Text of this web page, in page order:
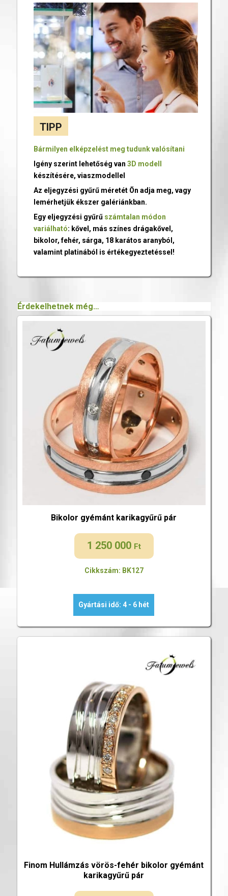
TIPP
Bármilyen elképzelést meg tudunk valósítani
Igény szerint lehetőség van 3D modell
készítésére, viaszmodellel
Az eljegyzési gyűrű méretét Ön adja meg, vagy
lemérhetjük ékszer galériánkban.
Egy eljegyzési gyűrű számtalan módon
variálható: kővel, más színes drágakővel,
bikolor, fehér, sárga, 18 karátos aranyból,
valamint platinából is értékegyeztetéssel!
Érdekelhetnek még…
Bikolor gyémánt karikagyűrű pár
1 250 000 Ft
Cikkszám: BK127
Gyártási idő: 4 - 6 hét
Finom Hullámzás vörös-fehér bikolor gyémánt
karikagyűrű pár